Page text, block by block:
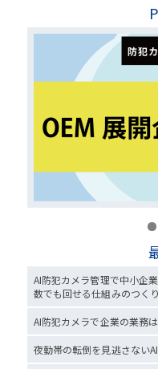
AI防犯カメラ管理で中小企
数でも回せる仕組みのつく
AI防犯カメラで企業の業務
夜勤帯の転倒を見逃さない